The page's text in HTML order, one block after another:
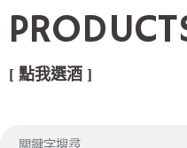
[ 點我選酒 ]